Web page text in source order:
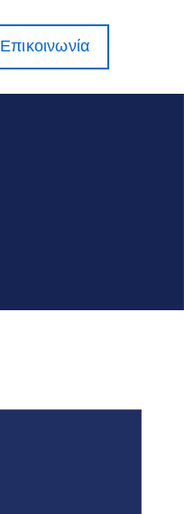
Επικοινωνία